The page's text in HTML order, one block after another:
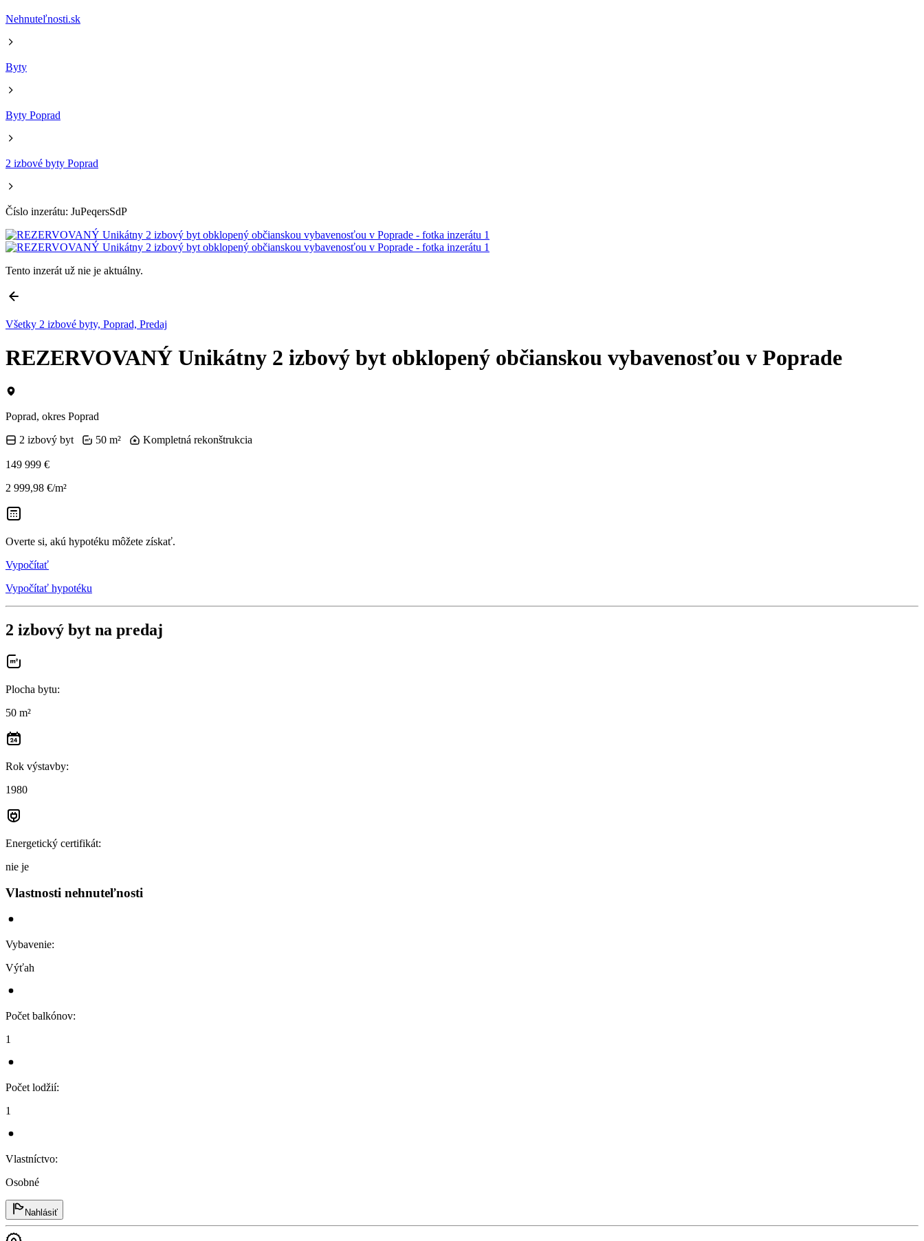
Nehnuteľnosti.sk
Byty
Byty Poprad
2 izbové byty Poprad
Číslo inzerátu: JuPeqersSdP
Tento inzerát už nie je aktuálny.
Všetky 2 izbové byty, Poprad, Predaj
REZERVOVANÝ Unikátny 2 izbový byt obklopený občianskou vybavenosťou v Poprade
Poprad, okres Poprad
2 izbový byt
50 m² Kompletná rekonštrukcia
149 999 €
2 999,98 €/m²
Overte si, akú hypotéku môžete získať.
Vypočítať
Vypočítať hypotéku
2 izbový byt na predaj
Plocha bytu:
50 m²
Rok výstavby:
1980
Energetický certifikát:
nie je
Vlastnosti nehnuteľnosti
Vybavenie:
Výťah
Počet balkónov:
1
Počet lodžií:
1
Vlastníctvo:
Osobné
Nahlásiť